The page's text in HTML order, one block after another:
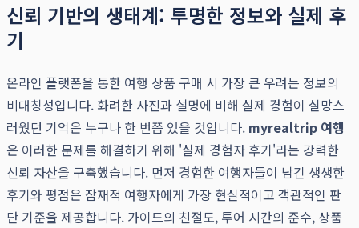
신뢰 기반의 생태계: 투명한 정보와 실제 후
기
온라인 플랫폼을 통한 여행 상품 구매 시 가장 큰 우려는 정보의
비대칭성입니다. 화려한 사진과 설명에 비해 실제 경험이 실망스
러웠던 기억은 누구나 한 번쯤 있을 것입니다. myrealtrip 여행
은 이러한 문제를 해결하기 위해 '실제 경험자 후기'라는 강력한
신뢰 자산을 구축했습니다. 먼저 경험한 여행자들이 남긴 생생한
후기와 평점은 잠재적 여행자에게 가장 현실적이고 객관적인 판
단 기준을 제공합니다. 가이드의 친절도, 투어 시간의 준수, 상품